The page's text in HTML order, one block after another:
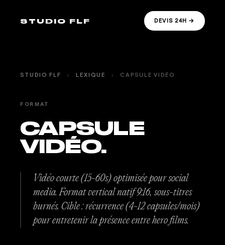
STUDIO FLF DEVIS 24H →
STUDIO FLF › LEXIQUE › CAPSULE VIDÉO
FORMAT
CAPSULE
VIDÉO.
Vidéo courte (15-60s) optimisée pour social
media. Format vertical natif 9:16, sous-titres
burnés. Cible : récurrence (4-12 capsules/mois)
pour entretenir la présence entre hero films.